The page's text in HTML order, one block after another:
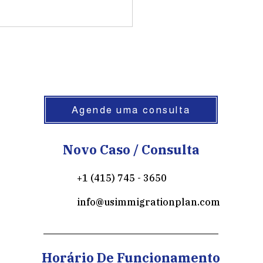
Agende uma consulta
Novo Caso / Consulta
+1 (415) 745 - 3650
info@usimmigrationplan.com
Horário De Funcionamento